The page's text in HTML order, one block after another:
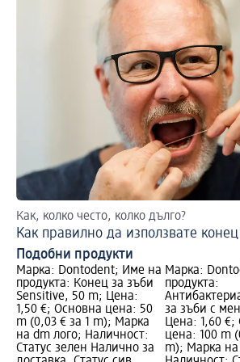
Как, колко често, колко дълго?
Как правилно да използвате
Подобни продукти
Марка: Dontodent; Име на
продукта: Конец за зъби
Sensitive, 50 m; Цена:
1,50 €; Основна цена: 50
m (0,03 € за 1 m); Марка
на dm лого; Наличност:
Статус зелен Налично за
Марка:
продукта:
за зъби с
Цена: 1,60 €;
цена: 100 m
m); Марка на